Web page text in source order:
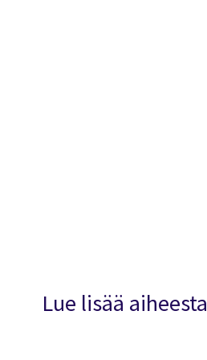
Lue lisää aiheesta